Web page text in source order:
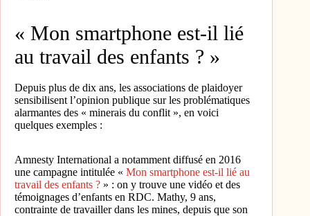
« Mon smartphone est-il lié
au travail des enfants ? »
Depuis plus de dix ans, les associations de plaidoyer
sensibilisent l’opinion publique sur les problématiques
alarmantes des « minerais du conflit », en voici
quelques exemples :
Amnesty International a notamment diffusé en 2016
une campagne intitulée « Mon smartphone est-il lié au
travail des enfants ? » : on y trouve une vidéo et des
témoignages d’enfants en RDC. Mathy, 9 ans,
contrainte de travailler dans les mines, depuis que son